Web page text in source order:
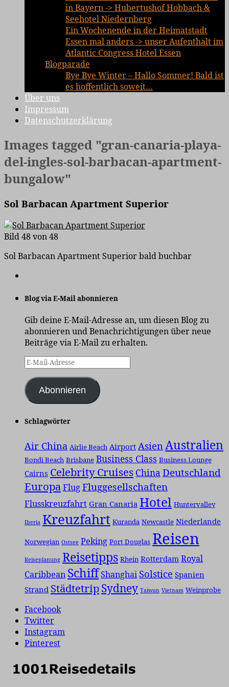
in Bayern -> Hubertushof Hobbach &
Seehotel Niedernberg
Ein Wochenende in der Heimatstadt
Essen mal anders -> unser Aufenthalt im
Atlantic Congress Hotel Essen
Blogparade
Bye Bye Winter – Hallo Sommer! Bald ist
es hoffentlich soweit…
Über uns
Impressum
Datenschutzerklärung
Images tagged "gran-canaria-playa-
del-ingles-sol-barbacan-apartment-
bungalow"
Sol Barbacan Apartment Superior
Bild 48 von 48
Sol Barbacan Apartment Superior bald buchbar
Blog via E-Mail abonnieren
Gib deine E-Mail-Adresse an, um diesen Blog zu
abonnieren und Benachrichtigungen über neue
Beiträge via E-Mail zu erhalten.
E-
Adresse
Abonnieren
Schlagwörter
Air China Airlie Beach Airport AsienAustralien
Bondi Beach Brisbane Business Class Business Lounge
Cairns Celebrity Cruises China Deutschland
EuropaFlugFluggesellschaften
Flusskreuzfahrt Gran Canaria Hotel Huntervalley
Iberia Kreuzfahrt Kuranda Newcastle Niederlande
Norwegian Ostsee Peking Port Douglas Reisen
Reiseplanung Reisetipps Rhein Rotterdam Royal
Caribbean SchiffShanghai Solstice Spanien
Strand StädtetripSydney Taiwan Vietnam Weinprobe
Facebook
Twitter
Instagram
Pinterest